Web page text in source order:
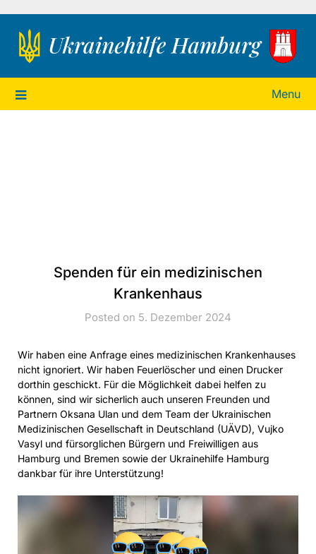
Ukrainehilfe Hamburg
Menu
Spenden für ein medizinischen
Krankenhaus
Posted on 5. Dezember 2024
Wir haben eine Anfrage eines medizinischen Krankenhauses
nicht ignoriert. Wir haben Feuerlöscher und einen Drucker
dorthin geschickt. Für die Möglichkeit dabei helfen zu
können, sind wir sicherlich auch unseren Freunden und
Partnern Oksana Ulan und dem Team der Ukrainischen
Medizinischen Gesellschaft in Deutschland (UÄVD), Vujko
Vasyl und fürsorglichen Bürgern und Freiwilligen aus
Hamburg und Bremen sowie der Ukrainehilfe Hamburg
dankbar für ihre Unterstützung!